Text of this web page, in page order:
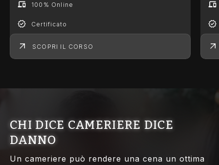
100% Online
Certificato
SCOPRI IL CORSO
CHI DICE CAMERIERE DICE
DANNO
Un cameriere può rendere una cena un ottima